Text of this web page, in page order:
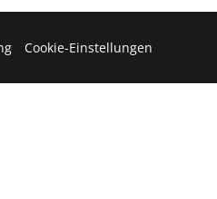
Cookie-Einstellungen